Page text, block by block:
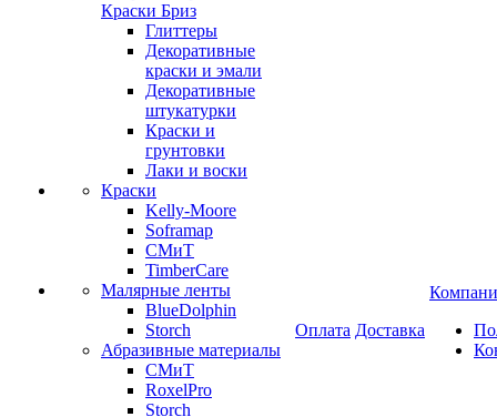
Краски Бриз
Глиттеры
Декоративные
краски и эмали
Декоративные
штукатурки
Краски и
грунтовки
Лаки и воски
Краски
Kelly-Moore
Soframap
СМиТ
TimberCare
Малярные ленты
BlueDolphin
Storch
Абразивные материалы
СМиТ
RoxelPro
Storch
Оплата Доставка